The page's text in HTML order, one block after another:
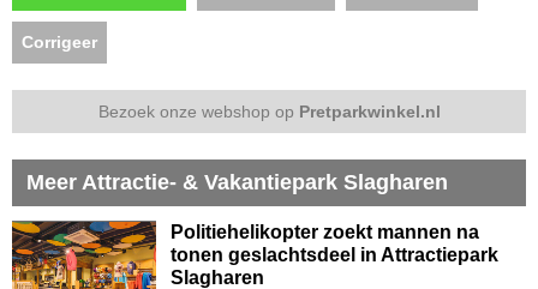
Corrigeer
Bezoek onze webshop op Pretparkwinkel.nl
Meer Attractie- & Vakantiepark Slagharen
Politiehelikopter zoekt mannen na
tonen geslachtsdeel in Attractiepark
Slagharen